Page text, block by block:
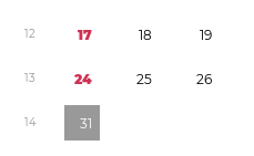
12 17 18 19
13 24 25 26
14 31